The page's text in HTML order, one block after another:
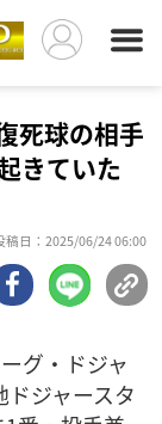
死球の相手
きていた
稿日：2025/06/24 06:00
グ・ドジャ
ジャースタ